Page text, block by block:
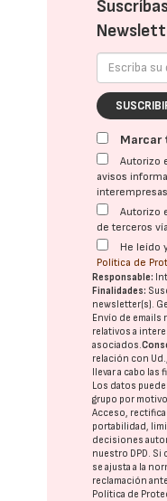
Marcar
Autorizo
avisos
Autorizo
de terceros
He leído
Política de
Responsable:
Finalidades:
newsletter(s).
Envío de emails
relativos a
asociados.
relación con
llevar a cabo las
Los datos
grupo por
Acceso,
portabilidad,
decisiones
nuestro DPD. Si
se ajusta a la
reclamación
Política de